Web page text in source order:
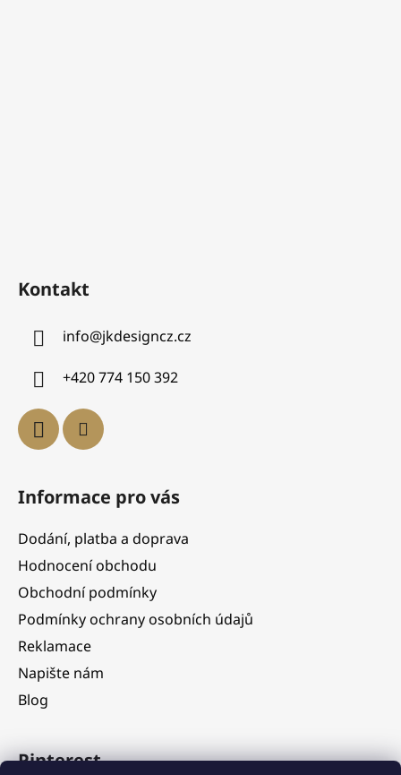
Kontakt
info@jkdesigncz.cz
+420 774 150 392
Informace pro vás
Dodání, platba a doprava
Hodnocení obchodu
Obchodní podmínky
Podmínky ochrany osobních údajů
Reklamace
Napište nám
Blog
Pinterest